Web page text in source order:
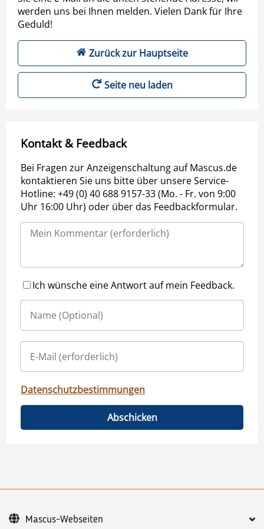
werden uns bei Ihnen melden. Vielen Dank für Ihre
Geduld!
Zurück zur Hauptseite
Seite neu laden
Kontakt & Feedback
Bei Fragen zur Anzeigenschaltung auf Mascus.de
kontaktieren Sie uns bitte über unsere Service-
Hotline: +49 (0) 40 688 9157-33 (Mo. - Fr. von 9:00
Uhr 16:00 Uhr) oder über das Feedbackformular.
Ich wünsche eine Antwort auf mein Feedback.
Datenschutzbestimmungen
Abschicken
Mascus-Webseiten